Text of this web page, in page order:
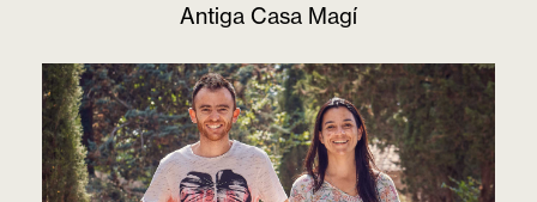
Antiga Casa Magí